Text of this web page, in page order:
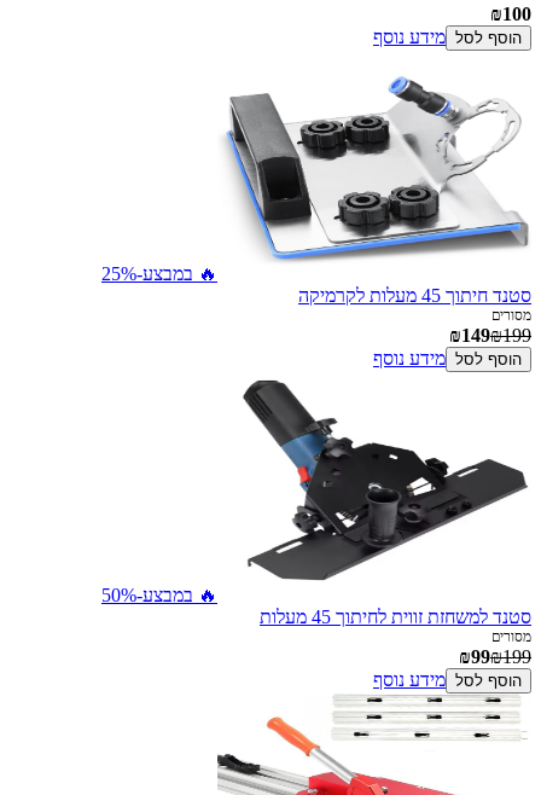
₪100
הוסף לסל מידע נוסף
🔥 במבצע-25%
סטנד חיתוך 45 מעלות לקרמיקה
מסורים
₪149₪199
הוסף לסל מידע נוסף
🔥 במבצע-50%
סטנד למשחזת זווית לחיתוך 45 מעלות
מסורים
₪99₪199
הוסף לסל מידע נוסף